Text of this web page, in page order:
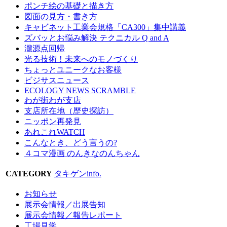
ポンチ絵の基礎と描き方
図面の見方・書き方
キャビネット工業会規格「CA300」集中講義
ズバッとお悩み解決 テクニカル Q and A
瀧源点回帰
光る技術！未来へのモノづくり
ちょっとユニークなお客様
ビジサスニュース
ECOLOGY NEWS SCRAMBLE
わが街わが支店
支店所在地（歴史探訪）
ニッポン再発見
あれこれWATCH
こんなとき、どう言うの?
４コマ漫画 のんきなのんちゃん
CATEGORY タキゲンinfo.
お知らせ
展示会情報／出展告知
展示会情報／報告レポート